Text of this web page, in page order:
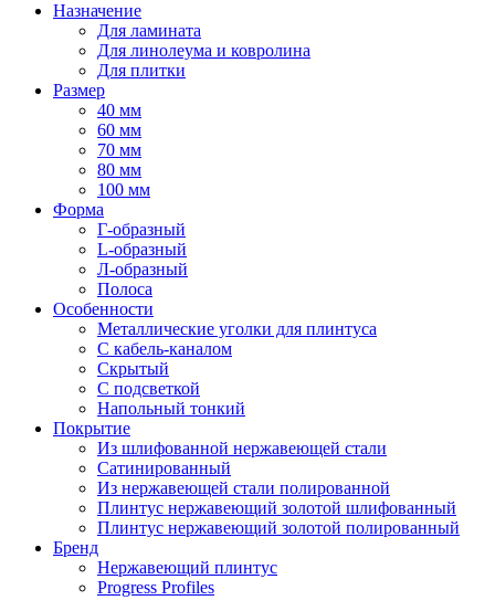
Назначение
Для ламината
Для линолеума и ковролина
Для плитки
Размер
40 мм
60 мм
70 мм
80 мм
100 мм
Форма
Г-образный
L-образный
Л-образный
Полоса
Особенности
Металлические уголки для плинтуса
С кабель-каналом
Скрытый
С подсветкой
Напольный тонкий
Покрытие
Из шлифованной нержавеющей стали
Сатинированный
Из нержавеющей стали полированной
Плинтус нержавеющий золотой шлифованный
Плинтус нержавеющий золотой полированный
Бренд
Нержавеющий плинтус
Progress Profiles